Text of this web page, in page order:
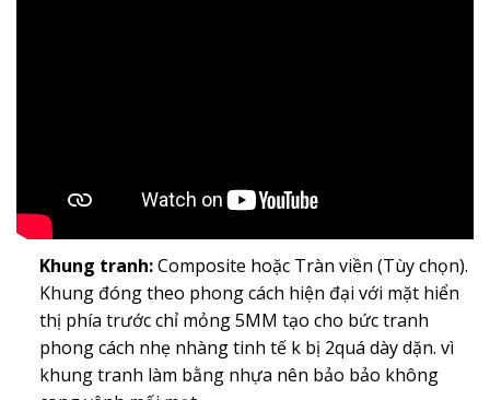
Khung tranh:Composite hoặc Tràn viền (Tùy chọn).
Khung đóng theo phong cách hiện đại với mặt hiển
thị phía trước chỉ mỏng 5MM tạo cho bức tranh
phong cách nhẹ nhàng tinh tế k bị 2quá dày dặn. vì
khung tranh làm bằng nhựa nên bảo bảo không